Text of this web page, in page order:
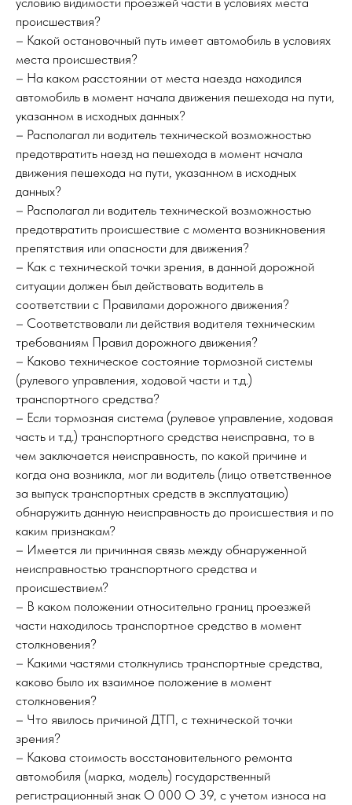
происшествия?
– Какой остановочный путь имеет автомобиль в условиях
места происшествия?
– На каком расстоянии от места наезда находился
автомобиль в момент начала движения пешехода на пути,
указанном в исходных данных?
– Располагал ли водитель технической возможностью
предотвратить наезд на пешехода в момент начала
движения пешехода на пути, указанном в исходных
данных?
– Располагал ли водитель технической возможностью
предотвратить происшествие с момента возникновения
препятствия или опасности для движения?
– Как с технической точки зрения, в данной дорожной
ситуации должен был действовать водитель в
соответствии с Правилами дорожного движения?
– Соответствовали ли действия водителя техническим
требованиям Правил дорожного движения?
– Каково техническое состояние тормозной системы
(рулевого управления, ходовой части и т.д.)
транспортного средства?
– Если тормозная система (рулевое управление, ходовая
часть и т.д.) транспортного средства неисправна, то в
чем заключается неисправность, по какой причине и
когда она возникла, мог ли водитель (лицо ответственное
за выпуск транспортных средств в эксплуатацию)
обнаружить данную неисправность до происшествия и по
каким признакам?
– Имеется ли причинная связь между обнаруженной
неисправностью транспортного средства и
происшествием?
– В каком положении относительно границ проезжей
части находилось транспортное средство в момент
столкновения?
– Какими частями столкнулись транспортные средства,
каково было их взаимное положение в момент
столкновения?
– Что явилось причиной ДТП, с технической точки
зрения?
– Какова стоимость восстановительного ремонта
автомобиля (марка, модель) государственный
регистрационный знак О 000 О 39, с учетом износа на